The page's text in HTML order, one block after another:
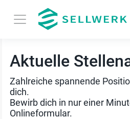
Aktuelle
Zahlreiche spannende
dich.
Bewirb dich in nur einer
Onlineformular.